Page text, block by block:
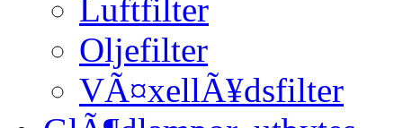
Luftfilter
Oljefilter
VÃ¤xellÃ¥dsfilter